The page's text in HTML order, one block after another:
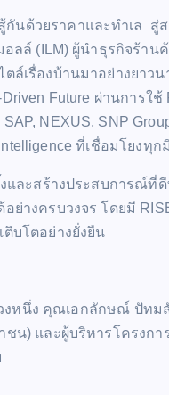
นด้วยราคาและทำเล สู่
ลล์ (ILM) ผู้นำธุรกิจร้า
เรื่องบ้านมาอย่างยาว
Future ผ่านการใช้
NEXUS, SNP
ที่เชื่อมโยงทุก
และสร้างประสบการณ์ที่
างครบวงจร โดยมี
บโตอย่างยั่งยืน
งหนึ่ง คุณเอกลักษณ์ ปัทม
) และผู้บริหารโครงการ